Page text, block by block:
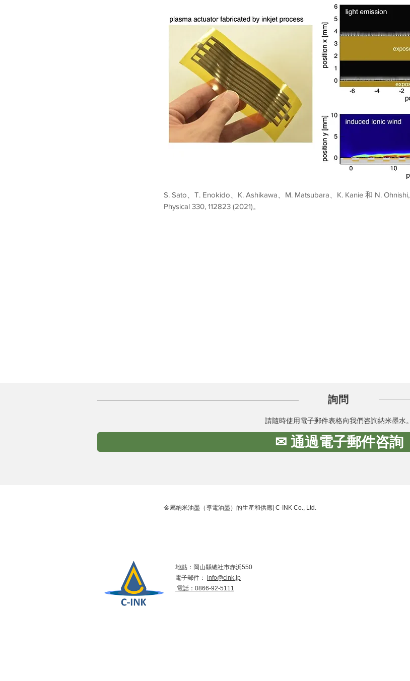
S. Sato、T. Enokido、K. Ashikawa、M. Matsubara、K. Kanie 和 N. Ohnishi,
Physical 330, 112823 (2021)。
詢問
請隨時使用電子郵件表格向我們咨詢納米墨水。
✉ 通過電子郵件咨詢
金屬納米油墨（導電油墨）的生產和供應| C-INK Co., Ltd.
地點：岡山縣總社市赤浜550
電子郵件： info@cink.jp
​ 電話：0866-92-5111